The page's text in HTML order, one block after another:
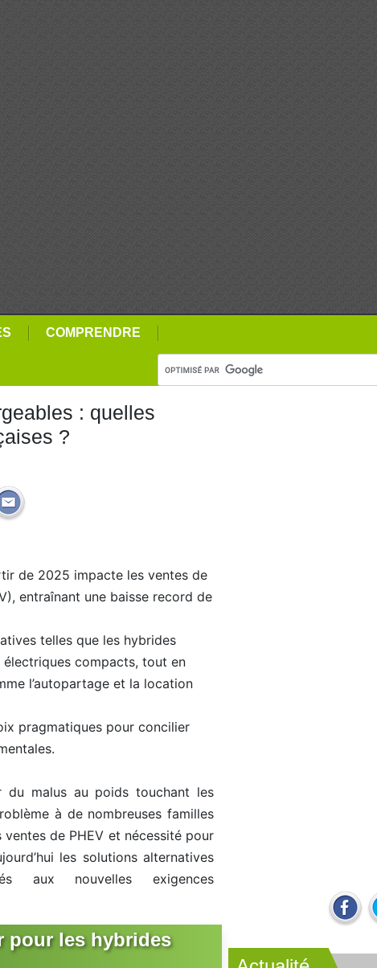
COMPRENDRE
: quelles
?
de 2025 impacte les ventes de
entraînant une baisse record de
telles que les hybrides
compacts, tout en
l’autopartage et la location
pragmatiques pour concilier
du malus au poids touchant les
à de nombreuses familles
de PHEV et nécessité pour
les solutions alternatives
aux nouvelles exigences
pour les hybrides